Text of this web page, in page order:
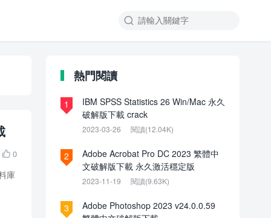

 0
庫
熱門閱讀
1
IBM SPSS Statistics 26 Win/Mac 永久
破解版下載 crack
2023-03-26 閱讀(12.04K)
2
Adobe Acrobat Pro DC 2023 繁體中
文破解版下載 永久激活穩定版
2023-11-19 閱讀(9.63K)
3
Adobe Photoshop 2023 v24.0.0.59